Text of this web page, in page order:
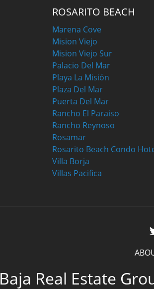
ROSARITO BEACH
Marena Cove
Mision Viejo
Mision Viejo Sur
Palacio Del Mar
Playa La Misión
Plaza Del Mar
Puerta Del Mar
Rancho El Paraiso
Rancho Reynoso
Rosamar
Rosarito Beach Condo
Villa Borja
Villas Pacifica
Baja Real Estate